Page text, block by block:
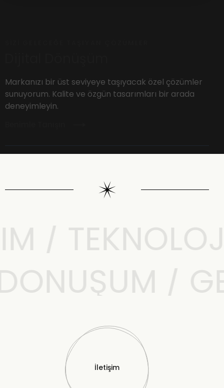
Markanızı bir üst seviyeye taşıyacak özel çözümler
sunuyorum. Kalite ve özgün tasarımları bir arada
deneyimleyin.
İletişim